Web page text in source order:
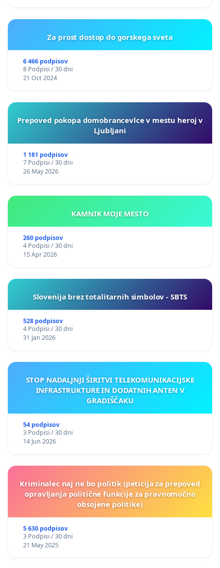
Za prost dostop do gorskega sveta
6 466 podpisov
8 Podpisi / 30 dni
21 Oct 2024
Prepoved pokopa domobrancevlce v mestu heroj v
Ljubljani
1 181 podpisov
7 Podpisi / 30 dni
26 May 2026
KAMNIK MOJE MESTO
260 podpisov
4 Podpisi / 30 dni
15 Apr 2026
Slovenija brez totalitarnih simbolov - SBTS
528 podpisov
4 Podpisi / 30 dni
31 Jan 2026
STOP NADALJNJI ŠIRITVI TELEKOMUNIKACIJSKE
INFRASTRUKTURE IN DODATNIH ANTEN V
GRADIŠČAKU
54 podpisov
3 Podpisi / 30 dni
14 Jun 2026
Kriminalec naj ne bo politik (peticija za prepoved
opravljanja politične funkcije za pravnomočno
obsojene politike)
5 630 podpisov
3 Podpisi / 30 dni
21 May 2025